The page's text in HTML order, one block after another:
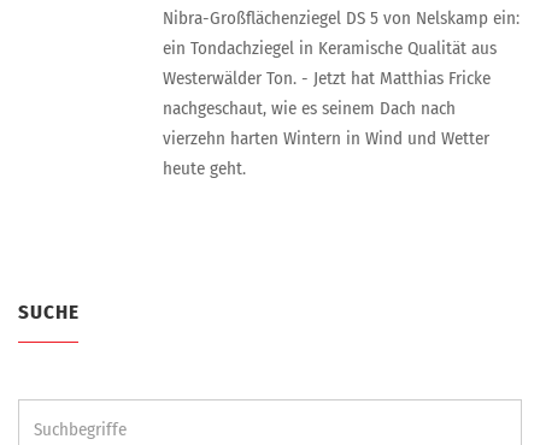
Nibra-Großflächenziegel DS 5 von Nelskamp ein:
ein Tondachziegel in Keramische Qualität aus
Westerwälder Ton. - Jetzt hat Matthias Fricke
nachgeschaut, wie es seinem Dach nach
vierzehn harten Wintern in Wind und Wetter
heute geht.
SUCHE